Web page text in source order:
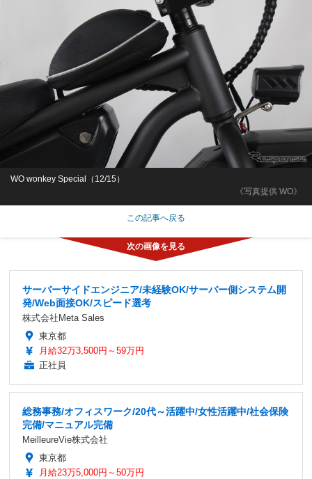
《写真提供 WO》
WO wonkey Special（12/15）
この記事へ戻る
サーバーサイドエンジニア/未経験OK/サーバー側システム開
発/Web面接OK/スピード選考
株式会社Meta Sales
東京都
月給32万3,500円～59万円
正社員
総務事務/オフィスワーク/20代～活躍中/女性活躍中/社会保険
完備/マニュアル完備
MeilleureVie株式会社
東京都
月給23万5,000円～50万円